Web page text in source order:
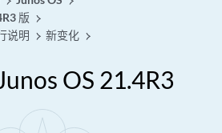
版
说明
新变化
OS 21.4R3